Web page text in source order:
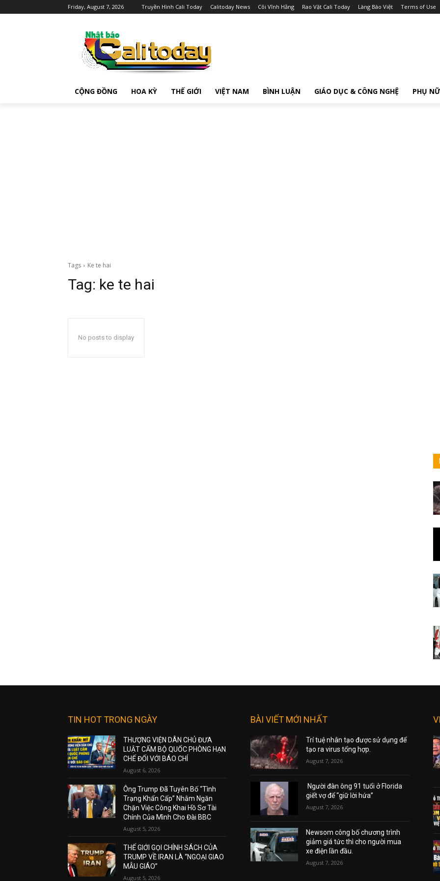
Friday, August 7, 2026 Truyền Hình Cali Today Calitoday News Cõi Vĩnh Hằng Rao Vặt Cali Today Làng Báo Việt Terms of Use
CỘNG ĐỒNG HOA KỲ THẾ GIỚI VIỆT NAM BÌNH LUẬN GIÁO DỤC & CÔNG NGHỆ PHỤ NỮ
Tags Ke te hai
Tag: ke te hai
No posts to display
TIN HOT TRONG NGÀY
THƯỢNG VIỆN DÂN CHỦ ĐƯA
LUẬT CẤM BỘ QUỐC PHÒNG HẠN
CHẾ ĐỐI VỚI BÁO CHÍ
August 6, 2026
Ông Trump Đã Tuyên Bố “Tình
Trạng Khẩn Cấp” Nhằm Ngăn
Chặn Việc Công Khai Hồ Sơ Tài
Chính Của Mình Cho Đài BBC
August 5, 2026
THẾ GIỚI GỌI CHÍNH SÁCH CỦA
TRUMP VỀ IRAN LÀ “NGOẠI GIAO
MẪU GIÁO”
August 5, 2026
BÀI VIẾT MỚI NHẤT
Trí tuệ nhân tạo được sử dụng để
tạo ra virus tổng hợp.
August 7, 2026
Người đàn ông 91 tuổi ở Florida
giết vợ để “giữ lời hứa”
August 7, 2026
Newsom công bố chương trình
giảm giá tức thì cho người mua
xe điện lần đầu.
August 7, 2026